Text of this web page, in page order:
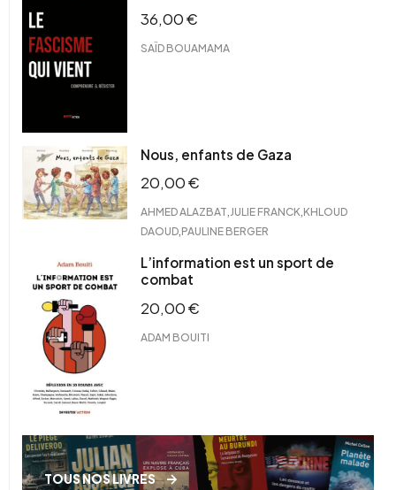
36,00€
SAÏD BOUAMAMA
Nous, enfants de Gaza
20,00€
AHMED ALAZBAT JULIE FRANCK KHLOUD
DAOUD PAULINE BERGER
L’information est un sport de
combat
20,00€
ADAM BOUITI
TOUS NOS LIVRES